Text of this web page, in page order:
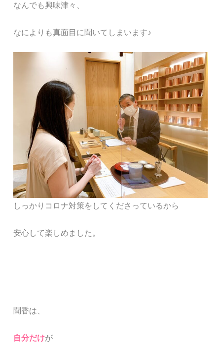
なんでも興味津々、
なによりも真面目に聞いてしまいます♪
しっかり コロナ対策をしてくださっているから
安心して楽しめました。
聞香は、
自分だけが